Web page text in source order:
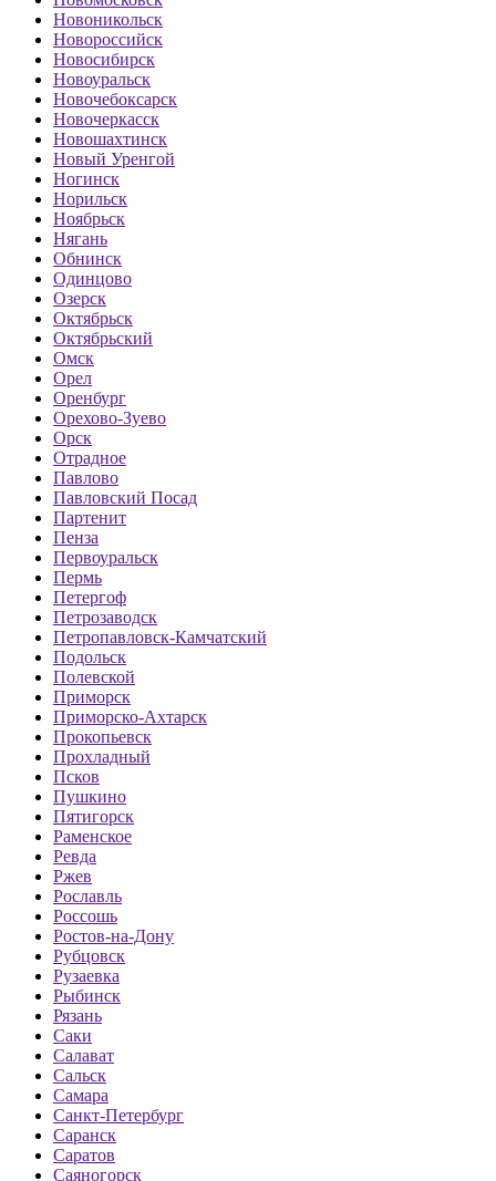
Новоникольск
Новороссийск
Новосибирск
Новоуральск
Новочебоксарск
Новочеркасск
Новошахтинск
Новый Уренгой
Ногинск
Норильск
Ноябрьск
Нягань
Обнинск
Одинцово
Озерск
Октябрьск
Октябрьский
Омск
Орел
Оренбург
Орехово-Зуево
Орск
Отрадное
Павлово
Павловский Посад
Партенит
Пенза
Первоуральск
Пермь
Петергоф
Петрозаводск
Петропавловск-Камчатский
Подольск
Полевской
Приморск
Приморско-Ахтарск
Прокопьевск
Прохладный
Псков
Пушкино
Пятигорск
Раменское
Ревда
Ржев
Рославль
Россошь
Ростов-на-Дону
Рубцовск
Рузаевка
Рыбинск
Рязань
Саки
Салават
Сальск
Самара
Санкт-Петербург
Саранск
Саратов
Саяногорск